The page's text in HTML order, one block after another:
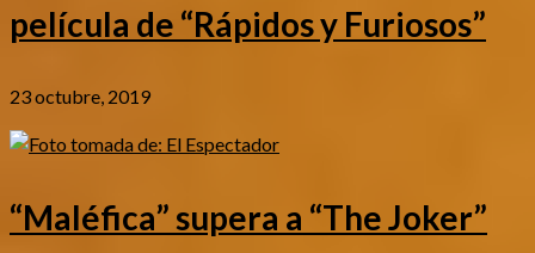
película de “Rápidos y Furiosos”
23 octubre, 2019
“Maléfica” supera a “The Joker”